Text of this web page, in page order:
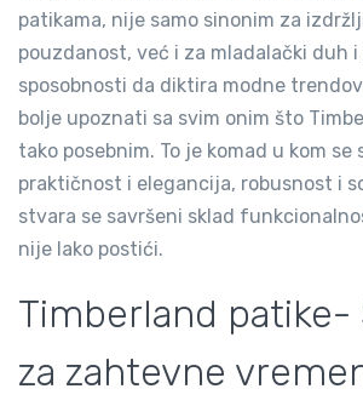
patikama, nije samo sinonim za
pouzdanost, već i za mladalački duh i
sposobnosti da diktira modne
bolje upoznati sa svim onim što
tako posebnim. To je komad u kom se
praktičnost i elegancija, robusnost i
stvara se savršeni sklad
nije lako postići.
Timberland patike-
za zahtevne